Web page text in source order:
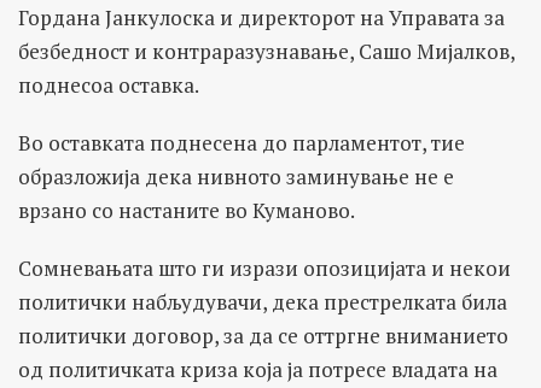
Гордана Јанкулоска и директорот на Управата за
безбедност и контраразузнавање, Сашо Мијалков,
поднесоа оставка.
Во оставката поднесена до парламентот, тие
образложија дека нивното заминување не е
врзано со настаните во Куманово.
Сомневањата што ги изрази опозицијата и некои
политички набљудувачи, дека престрелката била
политички договор, за да се оттргне вниманието
од политичката криза која ја потресе владата на